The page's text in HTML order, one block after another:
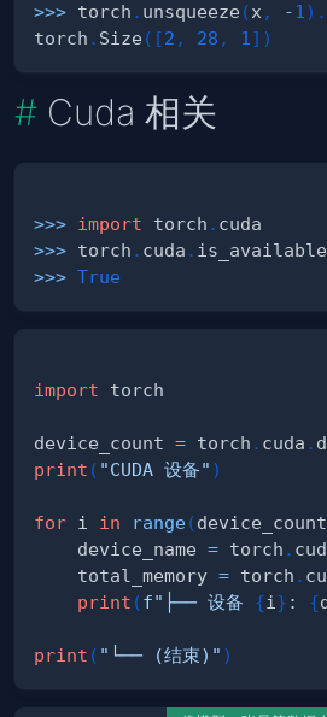
>>> torch . unsqueeze (x , -1 ) .
torch . Size ( [2 , 28 , 1 ] )
Cuda 相关
>>> import torch .
>>> torch . cuda . is_available
>>> True
import
device_count = torch . cuda .
print ( "CUDA 设备" )
for i in range(device_count
    device_name
= torch .
    total_memory
= torch .
print (f"├── 设备 {i } : {
print ( "└── (结束)" )